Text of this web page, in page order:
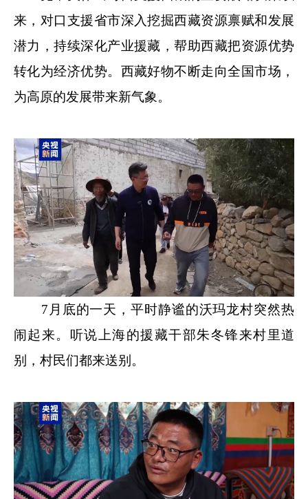
来，对口支援省市深入挖掘西藏资源禀赋和发展
潜力，持续深化产业援藏，帮助西藏把资源优势
转化为经济优势。西藏好物不断走向全国市场，
为高原的发展带来新气象。
7月底的一天，平时静谧的沃玛龙村突然热
闹起来。听说上海的援藏干部朱冬锋来村里道
别，村民们都来送别。